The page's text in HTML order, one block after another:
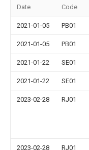
Date Code
2021-01-05 PB01
2021-01-05 PB01
2021-01-22 SE01
2021-01-22 SE01
2023-02-28 RJ01
2023-02-28 RJ01